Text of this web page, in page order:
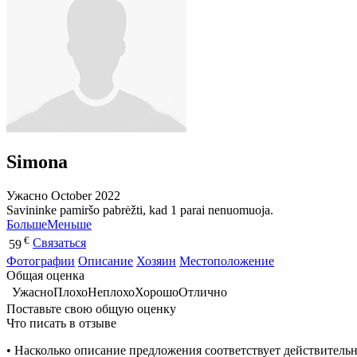
Simona
Ужасно October 2022
Savininke pamiršo pabrėžti, kad 1 parai nenuomuoja.
БольшеМеньше
59 € Связаться
Фотографии Описание Хозяин Местоположение
Общая оценка
УжасноПлохоНеплохоХорошоОтлично
Поставьте свою общую оценку
Что писать в отзыве
• Насколько описание предложения соответствует